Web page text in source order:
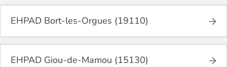
EHPAD Bort-les-Orgues (19110)
EHPAD Giou-de-Mamou (15130)